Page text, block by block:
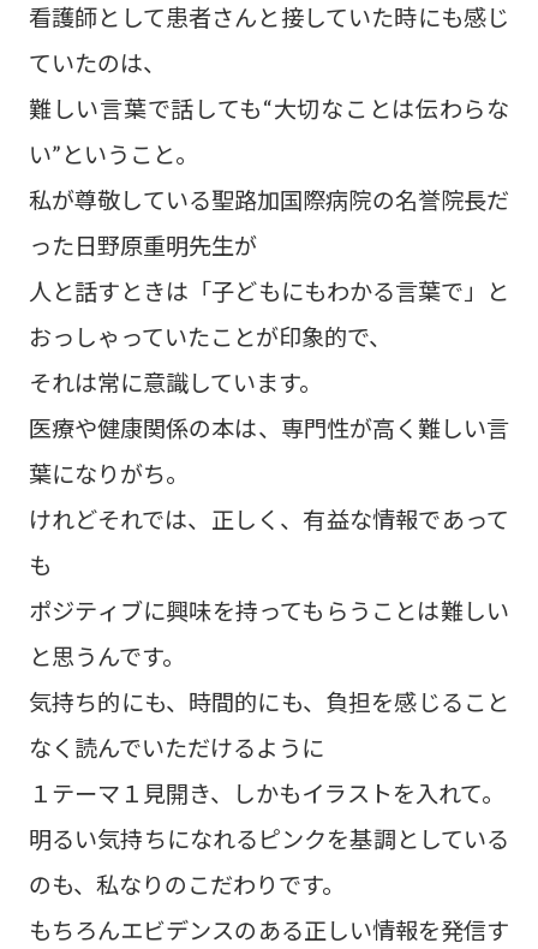
看護師として患者さんと接していた時にも感じ
ていたのは、
難しい言葉で話しても“大切なことは伝わらな
い”ということ。
私が尊敬している聖路加国際病院の名誉院長だ
った日野原重明先生が
人と話すときは「子どもにもわかる言葉で」と
おっしゃっていたことが印象的で、
それは常に意識しています。
医療や健康関係の本は、専門性が高く難しい言
葉になりがち。
けれどそれでは、正しく、有益な情報であって
も
ポジティブに興味を持ってもらうことは難しい
と思うんです。
気持ち的にも、時間的にも、負担を感じること
なく読んでいただけるように
１テーマ１見開き、しかもイラストを入れて。
明るい気持ちになれるピンクを基調としている
のも、私なりのこだわりです。
もちろんエビデンスのある正しい情報を発信す